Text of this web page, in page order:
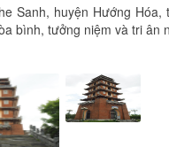
Sanh, huyện Hướng
bình, tưởng niệm và tri ân